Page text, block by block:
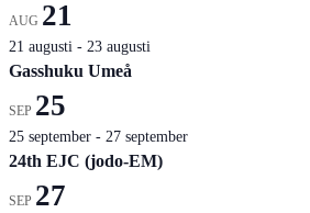
AUG 21
21 augusti - 23 augusti
Gasshuku Umeå
SEP 25
25 september - 27 september
24th EJC (jodo-EM)
SEP 27